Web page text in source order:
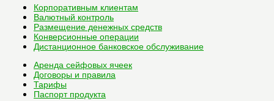
Корпоративным клиентам
Валютный контроль
Размещение денежных средств
Конверсионные операции
Дистанционное банковское обслуживание
Аренда сейфовых ячеек
Договоры и правила
Тарифы
Паспорт продукта